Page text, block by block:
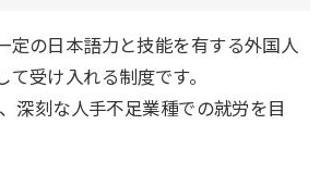
定の日本語力と技能を有する外国人
て受け入れる制度です。
深刻な人手不足業種での就労を目